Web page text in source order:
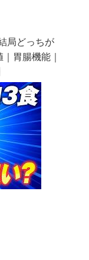
局どっちが
胃腸機能｜